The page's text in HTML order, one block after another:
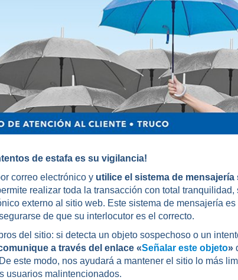
de estafa es su vigilancia!
correo electrónico y utilice el sistema de mensajería
realizar toda la transacción con total tranquilidad,
externo al sitio web. Este sistema de mensajería es
de que su interlocutor es el correcto.
del sitio: si detecta un objeto sospechoso o un
a través del enlace «Señalar este objeto»
este modo, nos ayudará a mantener el sitio lo más
usuarios malintencionados.